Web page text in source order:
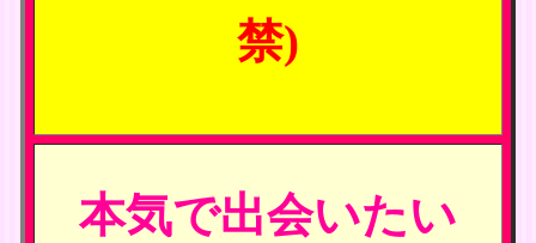
禁)
本気で出会いたい